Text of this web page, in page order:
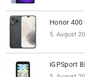
Honor
5. August
iGPSport